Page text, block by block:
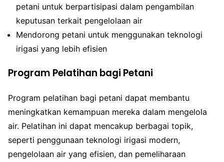
petani untuk berpartisipasi dalam pengambilan
keputusan terkait pengelolaan air
Mendorong petani untuk menggunakan teknologi
irigasi yang lebih efisien
Program Pelatihan bagi Petani
Program pelatihan bagi petani dapat membantu
meningkatkan kemampuan mereka dalam mengelola
air. Pelatihan ini dapat mencakup berbagai topik,
seperti penggunaan teknologi irigasi modern,
pengelolaan air yang efisien, dan pemeliharaan